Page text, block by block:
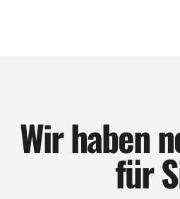
Wir haben
für